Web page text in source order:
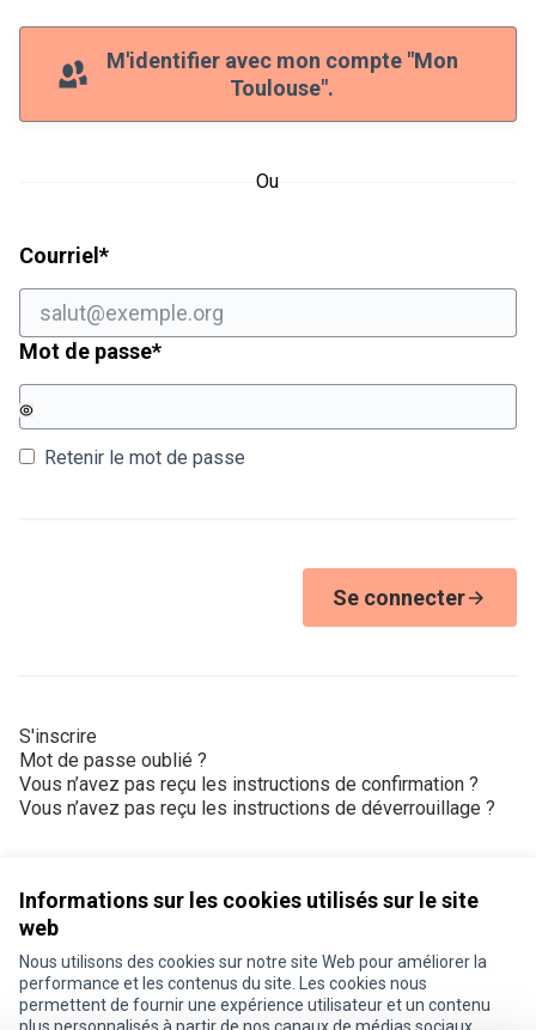
Informations sur les cookies utilisés sur le site
web
Nous utilisons des cookies sur notre site Web pour améliorer la
performance et les contenus du site. Les cookies nous
permettent de fournir une expérience utilisateur et un contenu
M'identifier avec mon compte "Mon
Toulouse".
Ou
Courriel *Champ obligatoire
Mot de passe*Champ obligatoire
Retenir le mot de passe
Se connecter
S'inscrire
Mot de passe oublié ?
Vous n’avez pas reçu les instructions de confirmation ?
Vous n’avez pas reçu les instructions de déverrouillage ?
Conditions d'utilisation
Paramètres des cookies
Je participe ! sur X
Je participe ! sur Facebook
Je participe ! sur Instagram